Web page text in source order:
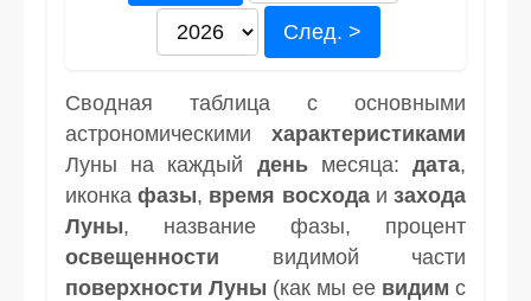
След. >
Сводная таблица с основными
астрономическими характеристиками
Луны на каждый деньмесяца:дата,
иконкафазы, время восходаизахода
Луны, название фазы, процент
освещенности видимой части
поверхности Луны (как мы ее видим с